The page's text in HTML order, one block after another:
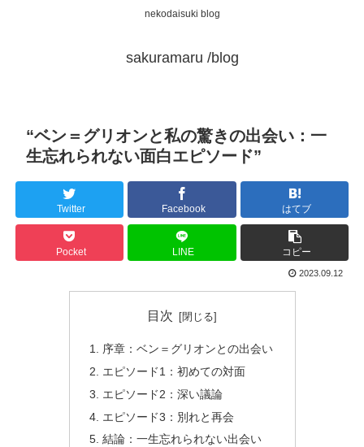
nekodaisuki blog
sakuramaru /blog
“ベン＝グリオンと私の驚きの出会い：一
生忘れられない面白エピソード”
Twitter Facebook はてブ
Pocket LINE コピー
2023.09.12
目次
序章：ベン＝グリオンとの出会い
エピソード1：初めての対面
エピソード2：深い議論
エピソード3：別れと再会
結論：一生忘れられない出会い